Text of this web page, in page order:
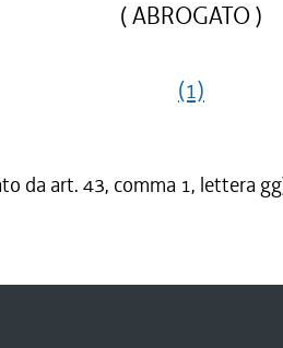
( ABROGATO )
(1)
da art. 43, comma 1, lettera